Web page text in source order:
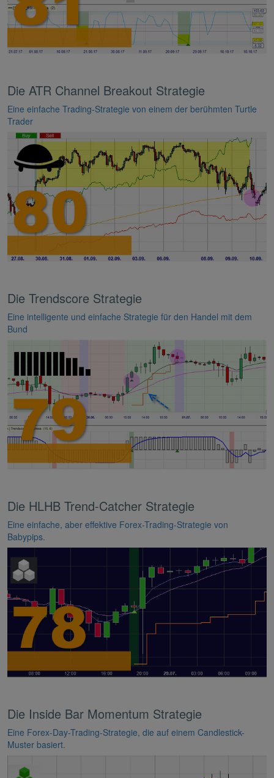
Die ATR Channel Breakout Strategie
Eine einfache Trading-Strategie von einem der berühmten Turtle
Trader
Die Trendscore Strategie
Eine intelligente und einfache Strategie für den Handel mit dem
Bund
Die HLHB Trend-Catcher Strategie
Eine einfache, aber effektive Forex-Trading-Strategie von
Babypips.
Die Inside Bar Momentum Strategie
Eine Forex-Day-Trading-Strategie, die auf einem Candlestick-
Muster basiert.